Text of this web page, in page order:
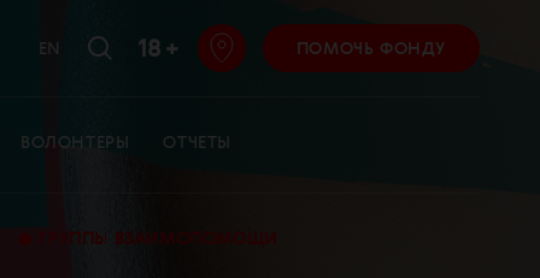
ВОЛОНТЕРЫ ОТЧЕТЫ
• ГРУППЫ ВЗАИМОПОМОЩИ
EN 18 + ПОМОЧЬ ФОНДУ